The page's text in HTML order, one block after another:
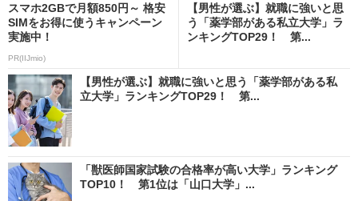
スマホ2GBで月額850円～ 格安
SIMをお得に使うキャンペーン
実施中！
PR(IIJmio)
【男性が選ぶ】就職に強いと思
う「薬学部がある私立大学」ラ
ンキングTOP29！ 第...
【男性が選ぶ】就職に強いと思う「薬学部がある私
立大学」ランキングTOP29！ 第...
「獣医師国家試験の合格率が高い大学」ランキング
TOP10！ 第1位は「山口大学」...